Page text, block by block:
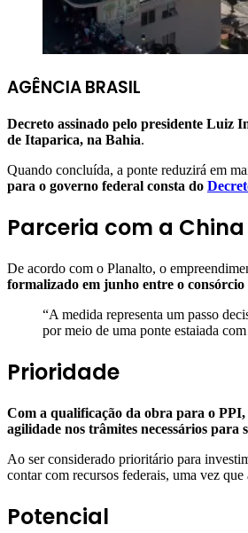
AGÊNCIA BRASIL
Decreto assinado pelo presidente Luiz
de Itaparica, na Bahia.
Quando concluída, a ponte reduzirá em
para o governo federal consta do
Parceria com a China
De acordo com o Planalto, o
formalizado em junho entre o
“A medida representa um passo
por meio de uma ponte estaiada
Prioridade
Com a qualificação da obra para o
agilidade nos trâmites necessários para
Ao ser considerado prioritário para
contar com recursos federais, uma vez
Potencial